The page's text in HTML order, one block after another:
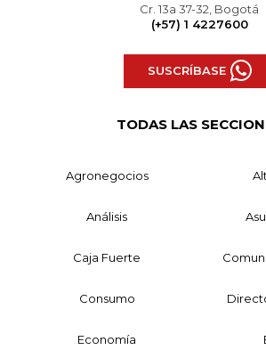
Cr. 13a 37-32, Bogotá
(+57) 1 4227600
SUSCRÍBASE
TODAS LAS
Agronegocios
Análisis
Caja Fuerte
Consumo
Economía